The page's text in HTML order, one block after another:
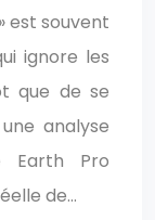
est souvent
ignore les
que de se
analyse
Earth Pro
de…